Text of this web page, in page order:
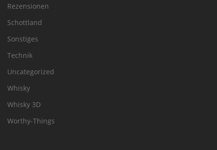
Rezensionen
Schottland
Sonstiges
Technik
Uncategorized
Whisky
Whisky 3D
Worthy-Things